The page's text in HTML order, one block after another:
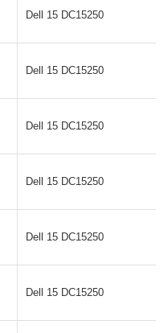
Dell 15 DC15250
Dell 15 DC15250
Dell 15 DC15250
Dell 15 DC15250
Dell 15 DC15250
Dell 15 DC15250